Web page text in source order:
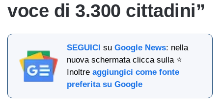
voce di 3.300 cittadini”
SEGUICI suGoogle News: nella
nuova schermata clicca sulla ⭐
Inoltreaggiungici come fonte
preferita su Google